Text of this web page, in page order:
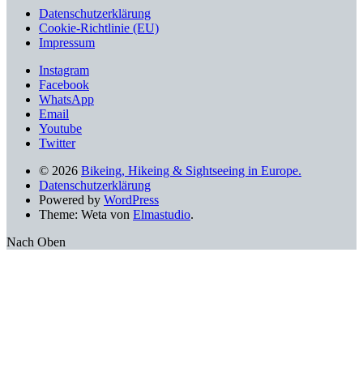
älteren
Beiträgen
Datenschutzerklärung
Cookie-Richtlinie (EU)
Impressum
Instagram
Facebook
WhatsApp
Email
Youtube
Twitter
© 2026 Bikeing, Hikeing & Sightseeing in Europe.
Datenschutzerklärung
Powered by WordPress
Theme: Weta von Elmastudio.
Nach Oben